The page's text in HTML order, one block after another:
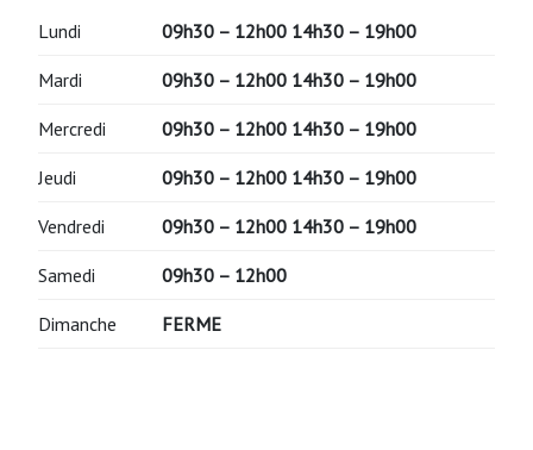
Lundi 09h30 – 12h00 14h30 – 19h00
Mardi 09h30 – 12h00 14h30 – 19h00
Mercredi 09h30 – 12h00 14h30 – 19h00
Jeudi 09h30 – 12h00 14h30 – 19h00
Vendredi 09h30 – 12h00 14h30 – 19h00
Samedi 09h30 – 12h00
Dimanche FERME